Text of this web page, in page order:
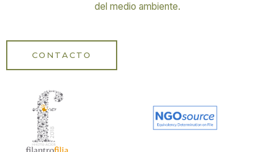
del medio ambiente.
CONTACTO